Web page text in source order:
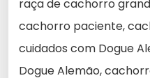
raça de cachorro
cachorro paciente,
cuidados com Dogue
Dogue Alemão,